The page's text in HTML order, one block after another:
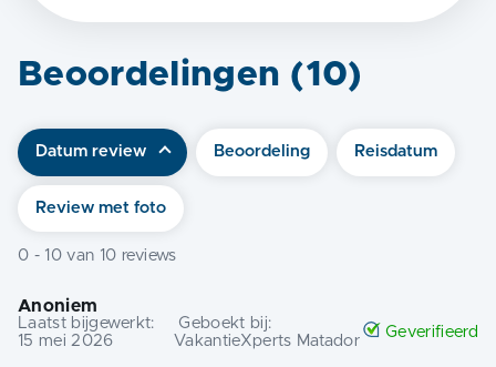
Beoordelingen (10)
Datum review Beoordeling Reisdatum
Review met foto
0 - 10van 10 reviews
Anoniem
Laatst bijgewerkt:
15 mei 2026
Geboekt bij:
VakantieXperts Matador
Geverifieerd